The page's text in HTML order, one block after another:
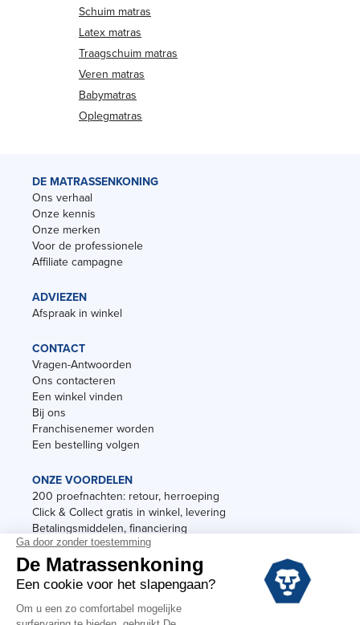
Schuim matras
Latex matras
Traagschuim matras
Veren matras
Babymatras
Oplegmatras
DE MATRASSENKONING
Ons verhaal
Onze kennis
Onze merken
Voor de professionele
Affiliate campagne
ADVIEZEN
Afspraak in winkel
CONTACT
Vragen-Antwoorden
Ons contacteren
Een winkel vinden
Bij ons
Franchisenemer worden
Een bestelling volgen
ONZE VOORDELEN
200 proefnachten: retour, herroeping
Click & Collect gratis in winkel, levering
Betalingsmiddelen, financiering
Garantie
Black Friday